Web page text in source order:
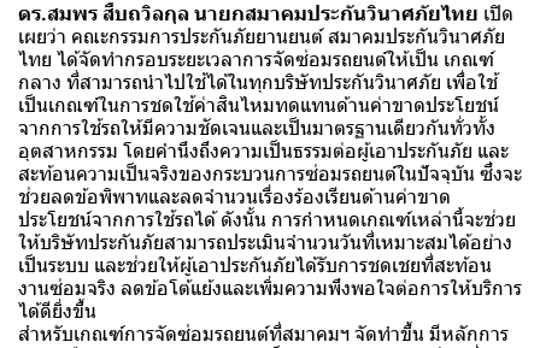
ดร.สมพร สืบถวิลกุล นายกสมาคมประกันวินาศภัยไทย เปิด
เผยว่า คณะกรรมการประกันภัยยานยนต์ สมาคมประกันวินาศภัย
ไทย ได้จัดทำกรอบระยะเวลาการจัดซ่อมรถยนต์ให้เป็น เกณฑ์
กลาง ที่สามารถนำไปใช้ได้ในทุกบริษัทประกันวินาศภัย เพื่อใช้
เป็นเกณฑ์ในการชดใช้ค่าสินไหมทดแทนด้านค่าขาดประโยชน์
จากการใช้รถให้มีความชัดเจนและเป็นมาตรฐานเดียวกันทั่วทั้ง
อุตสาหกรรม โดยคำนึงถึงความเป็นธรรมต่อผู้เอาประกันภัย และ
สะท้อนความเป็นจริงของกระบวนการซ่อมรถยนต์ในปัจจุบัน ซึ่งจะ
ช่วยลดข้อพิพาทและลดจำนวนเรื่องร้องเรียนด้านค่าขาด
ประโยชน์จากการใช้รถได้ ดังนั้น การกำหนดเกณฑ์เหล่านี้จะช่วย
ให้บริษัทประกันภัยสามารถประเมินจำนวนวันที่เหมาะสมได้อย่าง
เป็นระบบ และช่วยให้ผู้เอาประกันภัยได้รับการชดเชยที่สะท้อน
งานซ่อมจริง ลดข้อโต้แย้งและเพิ่มความพึงพอใจต่อการให้บริการ
ได้ดียิ่งขึ้น
สำหรับเกณฑ์การจัดซ่อมรถยนต์ที่สมาคมฯ จัดทำขึ้น มีหลักการ